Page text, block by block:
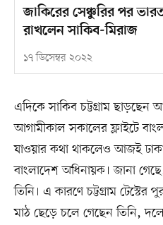
জাকিরের সেঞ্চুরির পর
রাখলেন সাকিব-মিরাজ
১৭ ডিসেম্বর ২০২২
এদিকে সাকিব চট্টগ্রাম ছাড়ছেন
আগামীকাল সকালের ফ্লাইটে
যাওয়ার কথা থাকলেও আজই
বাংলাদেশ অধিনায়ক। জানা
তিনি। এ কারণে চট্টগ্রাম টেস্টের
মাঠ ছেড়ে চলে গেছেন তিনি,